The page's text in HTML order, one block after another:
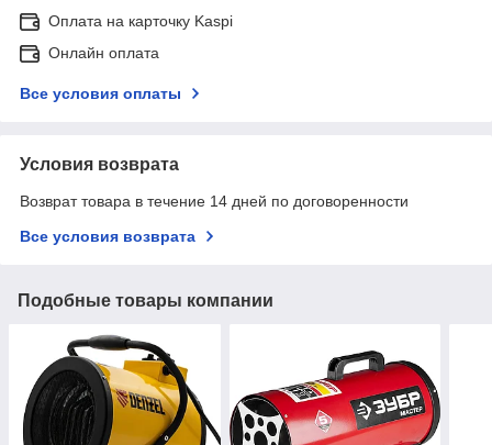
Оплата на карточку Kaspi
Онлайн оплата
Все условия оплаты
Условия возврата
Возврат товара в течение 14 дней по договоренности
Все условия возврата
Подобные товары компании